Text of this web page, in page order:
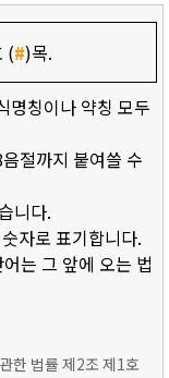
(#)목.
명칭이나 약칭 모두
절까지 붙여쓸 수
니다.
자로 표기합니다.
는 그 앞에 오는 법
한 법률 제2조 제1호